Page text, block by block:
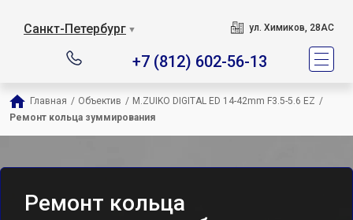
Санкт-Петербург ▼ ул. Химиков, 28АС
+7 (812) 602-56-13
Главная / Объектив / M.ZUIKO DIGITAL ED 14-42mm F3.5-5.6 EZ /
Ремонт кольца зуммирования
Ремонт кольца